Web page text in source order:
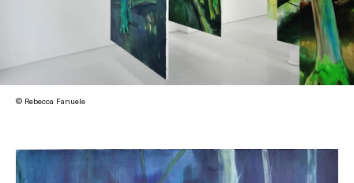
© Rebecca Fanuele